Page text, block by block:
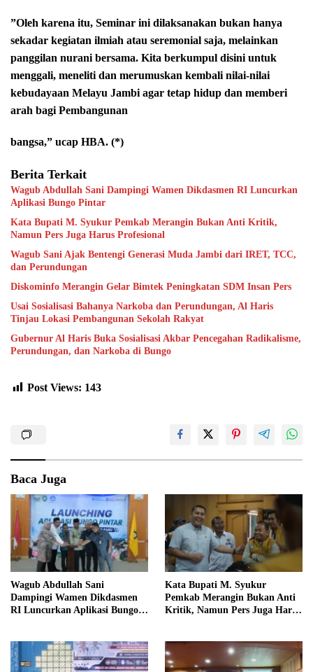
‎”Oleh karena itu, Seminar ini dilaksanakan bukan hanya
sekadar kegiatan ‎ilmiah atau seremonial saja, melainkan
panggilan nurani bersama. Kita berkumpul disini untuk
menggali, meneliti dan merumuskan kembali nilai-nilai
kebudayaan Melayu Jambi agar tetap hidup dan memberi
arah bagi Pembangunan
‎bangsa,” ucap HBA. (*)
Berita Terkait
Wagub Abdullah Sani Dampingi Wamen Dikdasmen RI Luncurkan
Aplikasi Bungo Pintar
Kata Bupati M. Syukur Pemkab Merangin Bukan Anti Kritik,
Namun Pers Juga Harus Profesional
Wagub Sani Ajak Bentengi Generasi Muda Jambi dari IRET, TCC,
dan Perundungan
Diskominfo Merangin Gelar Bimtek Peningkatan SDM Insan Pers
Usai Sosialisasi Bahanya Narkoba dan Perundungan, Al Haris
Tinjau Lokasi Pembangunan Sekolah Rakyat
Gubernur Al Haris Buka Sosialisasi Akbar Pencegahan Radikalisme,
Perundungan, dan Narkoba di Bungo
Post Views: 143
Baca Juga
Wagub Abdullah Sani
Dampingi Wamen Dikdasmen
RI Luncurkan Aplikasi Bungo
Kata Bupati M. Syukur
Pemkab Merangin Bukan Anti
Kritik, Namun Pers Juga Harus